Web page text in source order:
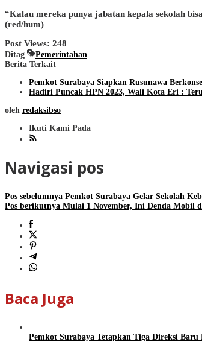
“Kalau mereka punya jabatan kepala sekolah
(red/hum)
Post Views: 248
Ditag
Pemerintahan
Berita Terkait
Pemkot Surabaya Siapkan Rusunawa
Hadiri Puncak HPN 2023, Wali Kota Eri :
oleh redaksibso
Ikuti Kami Pada
Navigasi pos
Pos sebelumnya Pemkot Surabaya Gelar Sekolah
Pos berikutnya Mulai 1 November, Ini Denda Mobil
Baca Juga
Pemkot Surabaya Tetapkan Tiga Direksi